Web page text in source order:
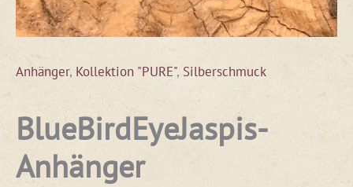
Anhänger, Kollektion "PURE", Silberschmuck
BlueBirdEyeJaspis-
Anhänger